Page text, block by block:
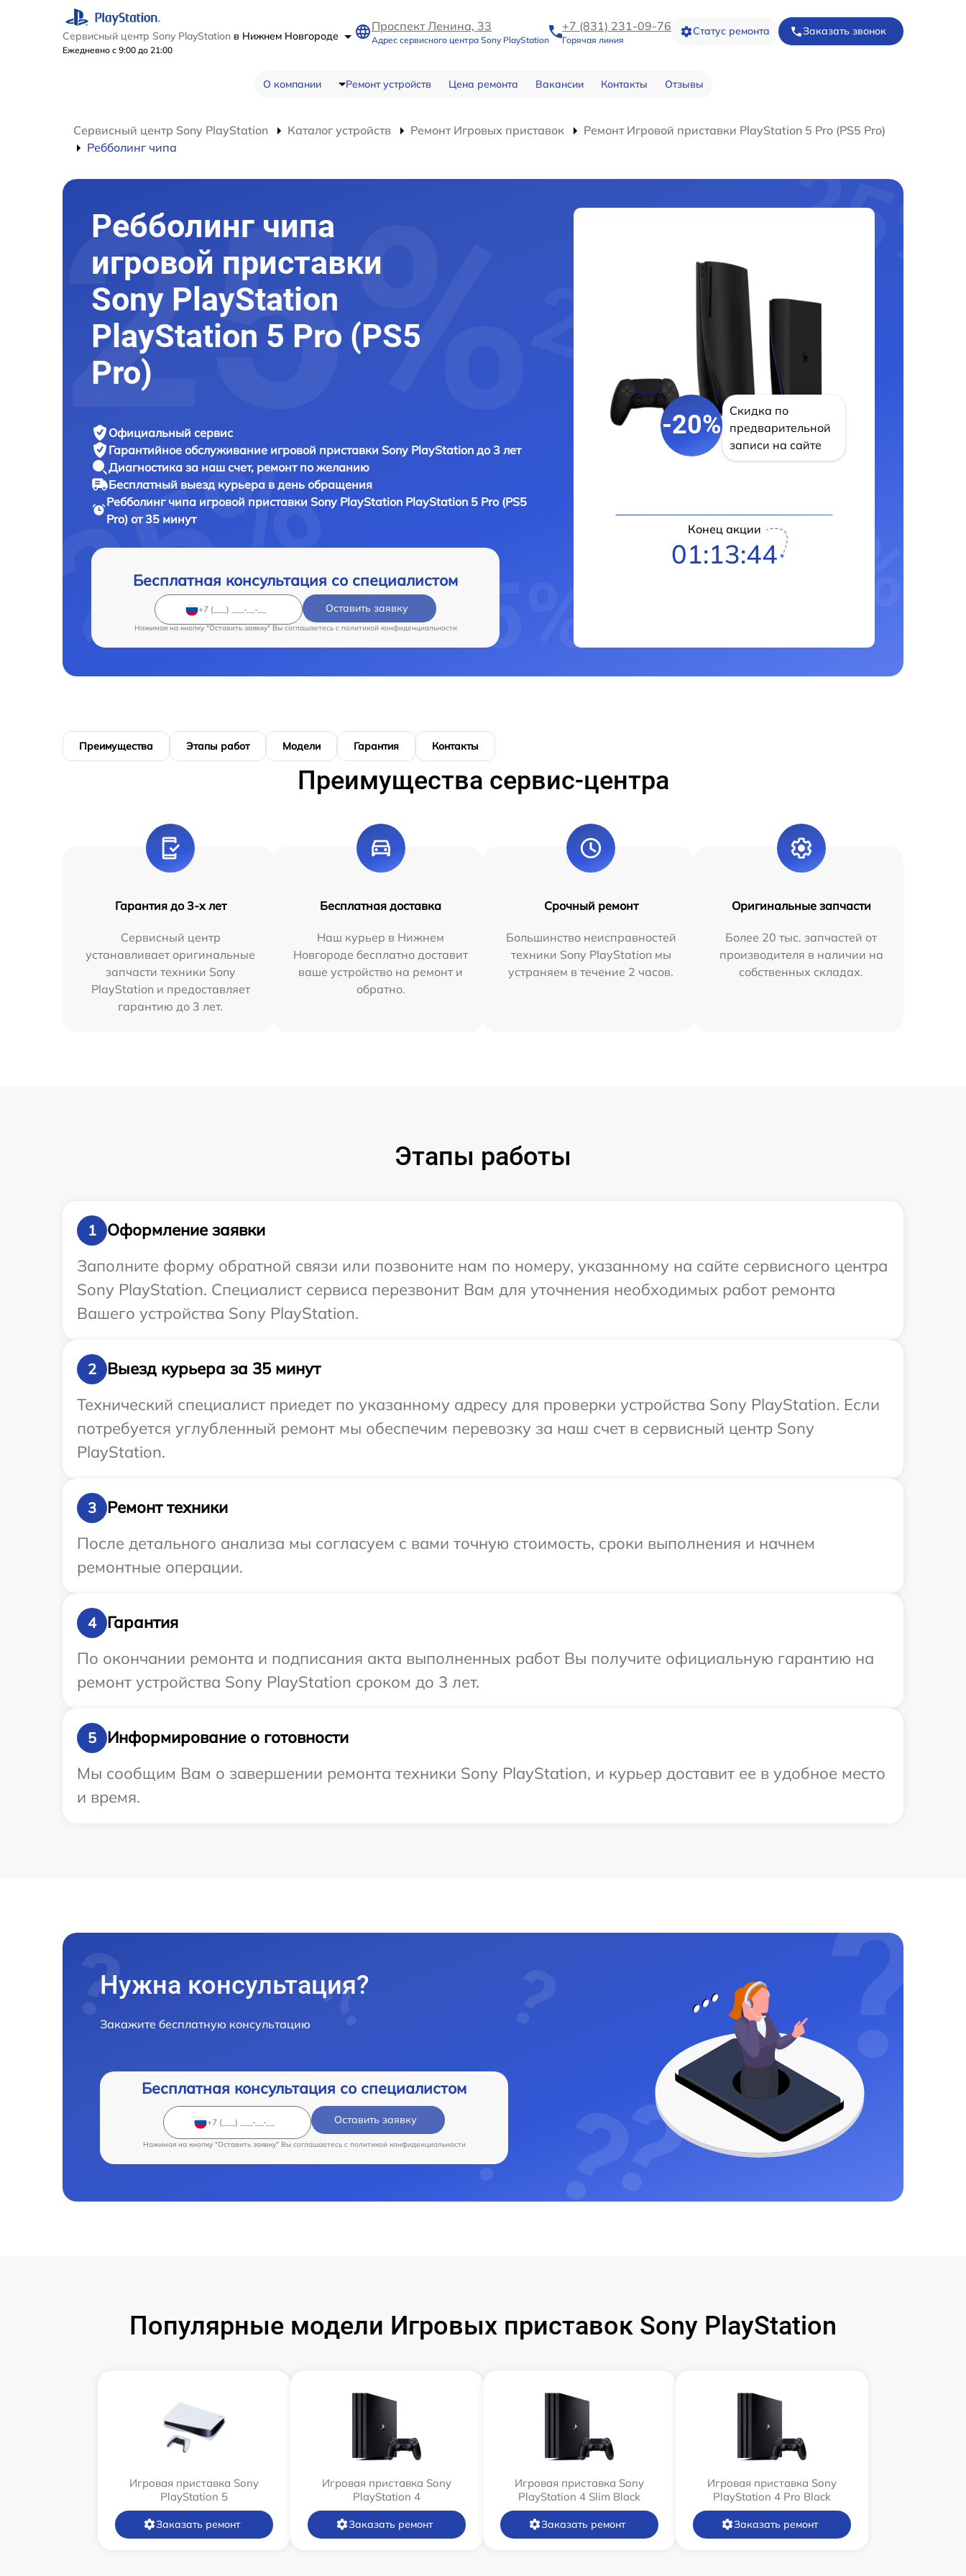
Сервисный центр Sony PlayStation в Нижнем Новгороде
Ежедневно с 9:00 до 21:00
Проспект Ленина, 33
Адрес сервисного центра Sony PlayStation
+7 (831) 231-09-76
Горячая линия
Статус ремонта Заказать звонок
О компании Ремонт устройств Цена ремонта Вакансии Контакты Отзывы
Сервисный центр Sony PlayStation Каталог устройств Ремонт Игровых приставок
Ремонт Игровой приставки PlayStation 5 Pro (PS5 Pro)
Ребболинг чипа
Ребболинг чипа
игровой приставки
Sony PlayStation
PlayStation 5 Pro (PS5
Pro)
Официальный сервис
Гарантийное обслуживание игровой приставки Sony PlayStation до 3 лет
Диагностика за наш счет, ремонт по желанию
Бесплатный выезд курьера в день обращения
Ребболинг чипа игровой приставки Sony PlayStation PlayStation 5 Pro (PS5
Pro) от 35 минут
Бесплатная консультация со специалистом
Оставить заявку
Нажимая на кнопку "Оставить заявку" Вы соглашаетесь c политикой конфиденциальности
-20%
Скидка по
предварительной
записи на сайте
Конец акции
01:13:43
Преимущества Этапы работ Модели Гарантия Контакты
Преимущества сервис-центра
Гарантия до 3-х лет
Сервисный центр
устанавливает оригинальные
запчасти техники Sony
PlayStation и предоставляет
гарантию до 3 лет.
Бесплатная доставка
Наш курьер в Нижнем
Новгороде бесплатно доставит
ваше устройство на ремонт и
обратно.
Срочный ремонт
Большинство неисправностей
техники Sony PlayStation мы
устраняем в течение 2 часов.
Оригинальные запчасти
Более 20 тыс. запчастей от
производителя в наличии на
собственных складах.
Этапы работы
1
Оформление заявки
Заполните форму обратной связи или позвоните нам по номеру, указанному на сайте сервисного центра
Sony PlayStation. Специалист сервиса перезвонит Вам для уточнения необходимых работ ремонта
Вашего устройства Sony PlayStation.
2
Выезд курьера за 35 минут
Технический специалист приедет по указанному адресу для проверки устройства Sony PlayStation. Если
потребуется углубленный ремонт мы обеспечим перевозку за наш счет в сервисный центр Sony
PlayStation.
3
Ремонт техники
После детального анализа мы согласуем с вами точную стоимость, сроки выполнения и начнем
ремонтные операции.
4
Гарантия
По окончании ремонта и подписания акта выполненных работ Вы получите официальную гарантию на
ремонт устройства Sony PlayStation сроком до 3 лет.
5
Информирование о готовности
Мы сообщим Вам о завершении ремонта техники Sony PlayStation, и курьер доставит ее в удобное место
и время.
Нужна консультация?
Закажите бесплатную консультацию
Бесплатная консультация со специалистом
Оставить заявку
Нажимая на кнопку "Оставить заявку" Вы соглашаетесь c политикой конфиденциальности
Популярные модели Игровых приставок Sony PlayStation
Игровая приставка Sony
PlayStation 5
Заказать ремонт
Игровая приставка Sony
PlayStation 4
Заказать ремонт
Игровая приставка Sony
PlayStation 4 Slim Black
Заказать ремонт
Игровая приставка Sony
PlayStation 4 Pro Black
Заказать ремонт